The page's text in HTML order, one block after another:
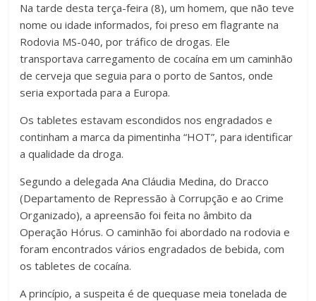
Na tarde desta terça-feira (8), um homem, que não teve
nome ou idade informados, foi preso em flagrante na
Rodovia MS-040, por tráfico de drogas. Ele
transportava carregamento de cocaína em um caminhão
de cerveja que seguia para o porto de Santos, onde
seria exportada para a Europa.
Os tabletes estavam escondidos nos engradados e
continham a marca da pimentinha “HOT”, para identificar
a qualidade da droga.
Segundo a delegada Ana Cláudia Medina, do Dracco
(Departamento de Repressão à Corrupção e ao Crime
Organizado), a apreensão foi feita no âmbito da
Operação Hórus. O caminhão foi abordado na rodovia e
foram encontrados vários engradados de bebida, com
os tabletes de cocaína.
A princípio, a suspeita é de quequase meia tonelada de